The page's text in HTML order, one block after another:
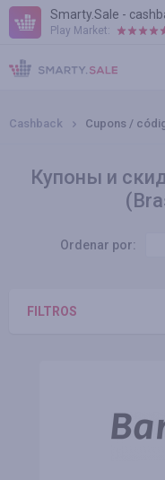
Smarty.Sale -
Play Market:
AJUDA
TERMOS DE USO
Cashback Cupons /
Купоны и
Ordenar por:
FILTROS